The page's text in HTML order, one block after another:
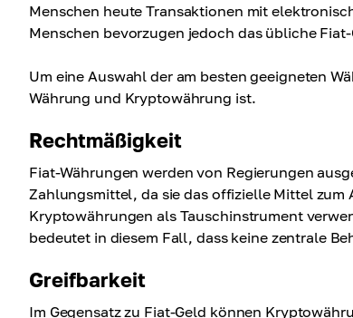
Menschen heute Transaktionen mit
Menschen bevorzugen jedoch das übliche Fiat-
Um eine Auswahl der am besten geeigneten
Währung und Kryptowährung ist.
Rechtmäßigkeit
Fiat-Währungen werden von Regierungen
Zahlungsmittel, da sie das offizielle Mittel zum
Kryptowährungen als Tauschinstrument
bedeutet in diesem Fall, dass keine zentrale
Greifbarkeit
Im Gegensatz zu Fiat-Geld können